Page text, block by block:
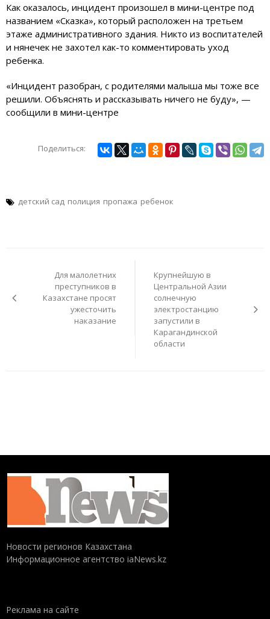
Как оказалось, инцидент произошел в мини-центре под
названием «Сказка», который расположен на третьем
этаже административного здания. Никто из воспитателей
и нянечек не захотел как-то комментировать уход
ребенка.
«Инцидент разобран, с родителями малыша мы тоже все
решили. Объяснять и рассказывать ничего не буду», —
сообщили в мини-центре
Поделиться:
детский сад полиция пропажа ребенок
Для малолетних
преступников в
Казахстане просят
ужесточить
наказание
Крупнейшую в
Центральной Азии
солнечную
электростанцию
запустили в
Карагандинской
области
Новости регионов Казахстана
Информационное агентство iaNews.kz
Реклама на сайте